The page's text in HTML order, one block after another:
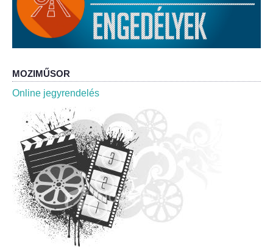
A helyi választási bizottság határozatai
Roma Nemzetiségi Önkormányzat
Roma Nemzetiségi Önkormányzat ülések
Rendeletek
Polgármesteri normatív határozatok
Önkormányzati támogatások
Szabályzatok
Pályázatok
MOZIMŰSOR
Online jegyrendelés